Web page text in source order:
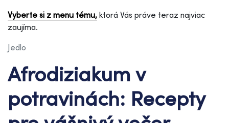
Vyberte si z menu tému, ktorá Vás práve teraz najviac
zaujíma.
Jedlo
Afrodiziakum v
potravinách: Recepty